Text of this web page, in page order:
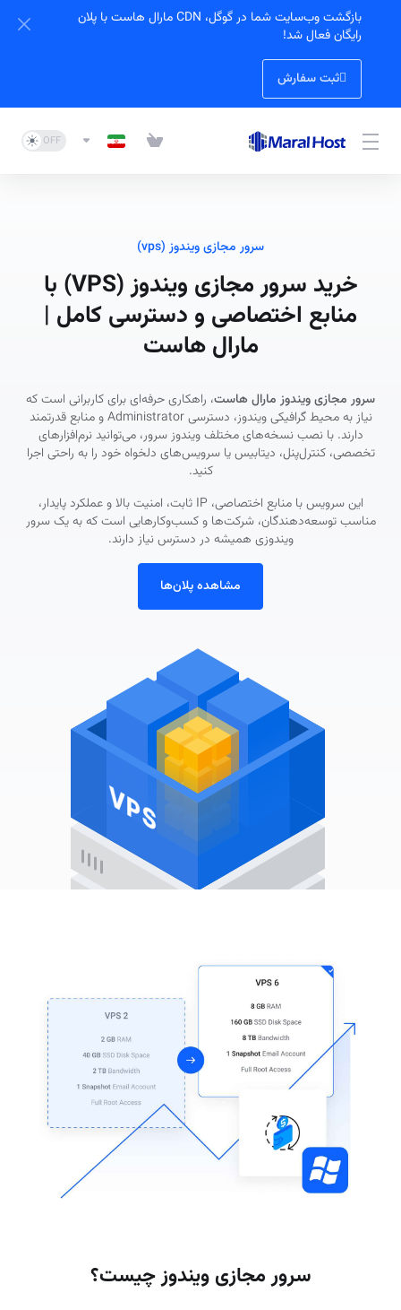
بازگشت وب‌سایت شما در گوگل، CDN مارال هاست با پلان
رایگان فعال شد!
ثبت سفارش
سرور مجازی ویندوز (vps)
خرید سرور مجازی ویندوز (VPS) با
منابع اختصاصی و دسترسی کامل |
مارال هاست
سرور مجازی ویندوز مارال هاست، راهکاری حرفه‌ای برای کاربرانی است که
نیاز به محیط گرافیکی ویندوز، دسترسی Administrator و منابع قدرتمند
دارند. با نصب نسخه‌های مختلف ویندوز سرور، می‌توانید نرم‌افزارهای
تخصصی، کنترل‌پنل، دیتابیس یا سرویس‌های دلخواه خود را به‌ راحتی اجرا
کنید.
این سرویس با منابع اختصاصی، IP ثابت، امنیت بالا و عملکرد پایدار،
مناسب توسعه‌دهندگان، شرکت‌ها و کسب‌وکارهایی است که به یک سرور
ویندوزی همیشه در دسترس نیاز دارند.
مشاهده پلان‌ها
سرور مجازی ویندوز چیست؟